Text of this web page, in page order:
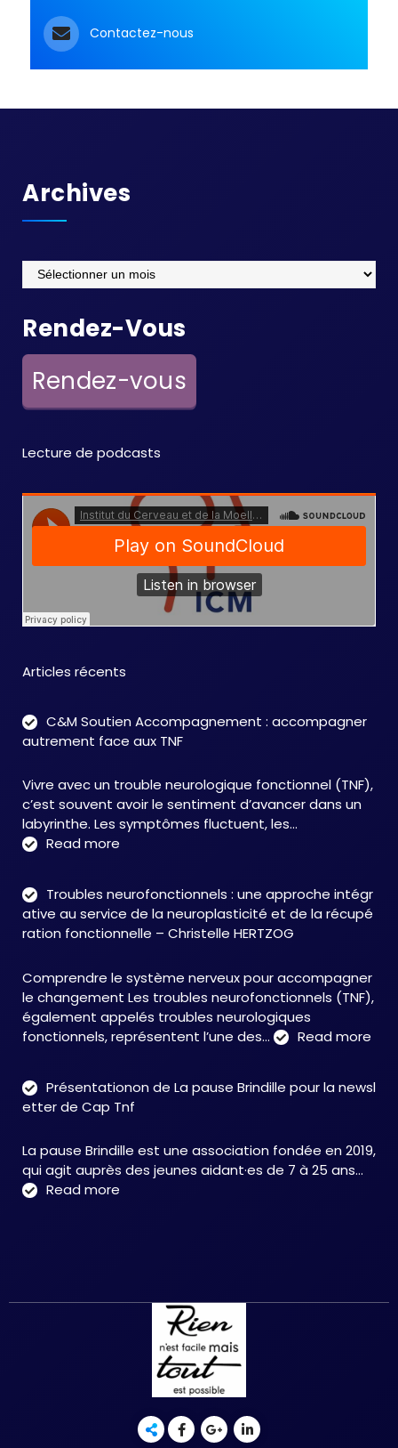
Contactez-nous
Archives
Archives
Rendez-Vous
Rendez-vous
Lecture de podcasts
Articles récents
C&M Soutien Accompagnement : accompagner
autrement face aux TNF
Vivre avec un trouble neurologique fonctionnel (TNF),
c’est souvent avoir le sentiment d’avancer dans un
labyrinthe. Les symptômes fluctuent, les…
Read more
Accompagnement
:
accompagner
face
aux
TNF
Troubles neurofonctionnels : une approche intégr
ative au service de la neuroplasticité et de la récupé
ration fonctionnelle – Christelle HERTZOG
Comprendre le système nerveux pour accompagner
le changement Les troubles neurofonctionnels (TNF),
également appelés troubles neurologiques
fonctionnels, représentent l’une des…
Read more
:
la
Présentationon de La pause Brindille pour la newsl
etter de Cap Tnf
La pause Brindille est une association fondée en 2019,
qui agit auprès des jeunes aidant·es de 7 à 25 ans…
Read more
pour
newsletter